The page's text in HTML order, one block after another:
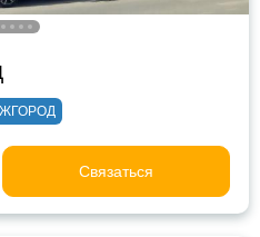
Связаться